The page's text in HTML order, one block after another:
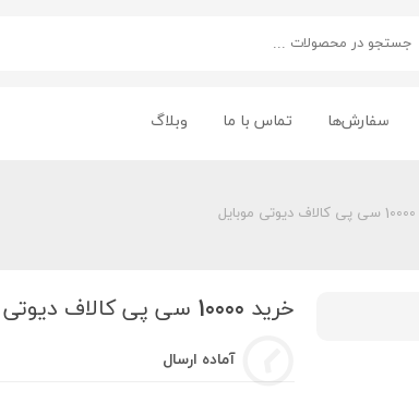
سفارش‌ها تماس با ما وبلاگ
خرید 10000 سی پی کالاف دیوتی موبایل
آماده ارسال